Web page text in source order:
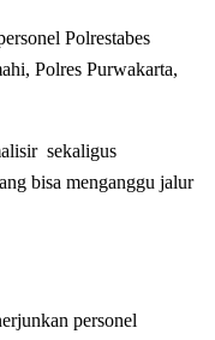
Polrestabes
Polres Purwakarta,
sekaligus
bisa menganggu jalur
personel